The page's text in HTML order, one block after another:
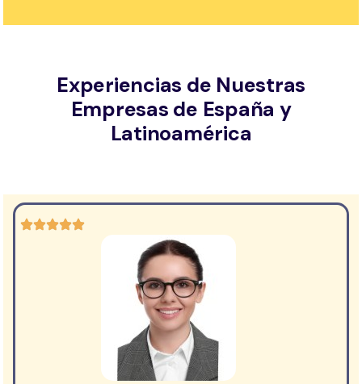
Experiencias de Nuestras
Empresas de España y
Latinoamérica